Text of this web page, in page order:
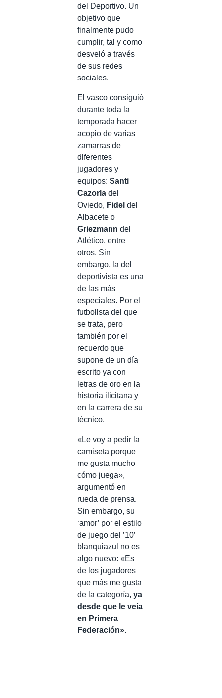
del Deportivo. Un
objetivo que
finalmente pudo
cumplir, tal y como
desveló a través
de sus redes
sociales.
El vasco consiguió
durante toda la
temporada hacer
acopio de varias
zamarras de
diferentes
jugadores y
equipos: Santi
Cazorla del
Oviedo, Fidel del
Albacete o
Griezmann del
Atlético, entre
otros. Sin
embargo, la del
deportivista es una
de las más
especiales. Por el
futbolista del que
se trata, pero
también por el
recuerdo que
supone de un día
escrito ya con
letras de oro en la
historia ilicitana y
en la carrera de su
técnico.
«Le voy a pedir la
camiseta porque
me gusta mucho
cómo juega»,
argumentó en
rueda de prensa.
Sin embargo, su
‘amor’ por el estilo
de juego del ’10’
blanquiazul no es
algo nuevo: «Es
de los jugadores
que más me gusta
de la categoría, ya
desde que le veía
en Primera
Federación».